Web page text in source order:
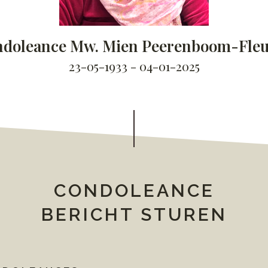
Mw. Mien Peerenboom-
23-05-1933 - 04-01-2025
CONDOLEANCE
BERICHT STUREN